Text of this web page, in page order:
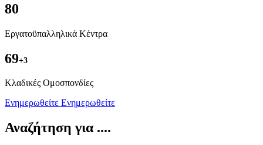
80
Εργατοϋπαλληλικά Κέντρα
69+3
Kλαδικές Ομοσπονδίες
Ενημερωθείτε Ενημερωθείτε
Αναζήτηση για ....